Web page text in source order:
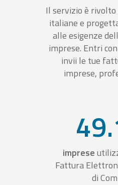
Il servizio è rivolto
italiane e
alle esigenze
imprese. Entri
invii le tue
imprese,
imprese
Fattura
di